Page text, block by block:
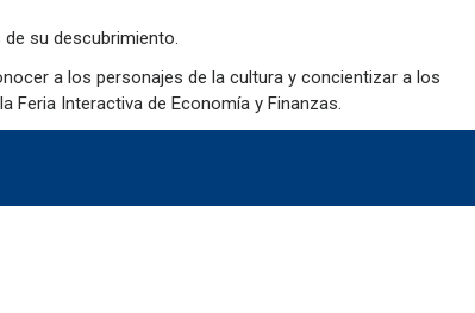
su descubrimiento.
a los personajes de la cultura y concientizar a los
Feria Interactiva de Economía y Finanzas.